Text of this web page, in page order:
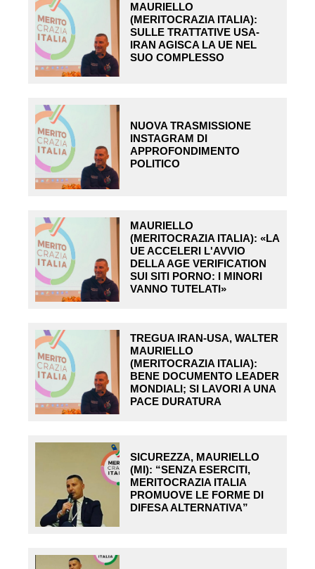
MAURIELLO
(MERITOCRAZIA ITALIA):
SULLE TRATTATIVE USA-
IRAN AGISCA LA UE NEL
SUO COMPLESSO
NUOVA TRASMISSIONE
INSTAGRAM DI
APPROFONDIMENTO
POLITICO
MAURIELLO
(MERITOCRAZIA ITALIA): «LA
UE ACCELERI L'AVVIO
DELLA AGE VERIFICATION
SUI SITI PORNO: I MINORI
VANNO TUTELATI»
TREGUA IRAN-USA, WALTER
MAURIELLO
(MERITOCRAZIA ITALIA):
BENE DOCUMENTO LEADER
MONDIALI; SI LAVORI A UNA
PACE DURATURA
SICUREZZA, MAURIELLO
(MI): “SENZA ESERCITI,
MERITOCRAZIA ITALIA
PROMUOVE LE FORME DI
DIFESA ALTERNATIVA”